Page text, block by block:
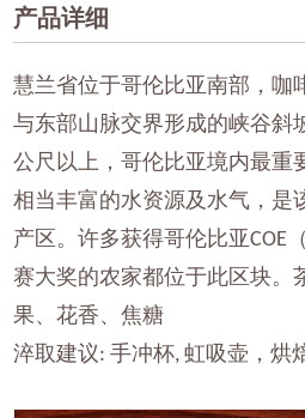
产品详细
慧兰省位于哥伦比亚南部，咖
与东部山脉交界形成的峡谷斜
公尺以上，哥伦比亚境内最重
相当丰富的水资源及水气，是
产区。许多获得哥伦比亚COE
赛大奖的农家都位于此区块。
果、花香、焦糖
淬取建议:手冲杯,虹吸壶，烘